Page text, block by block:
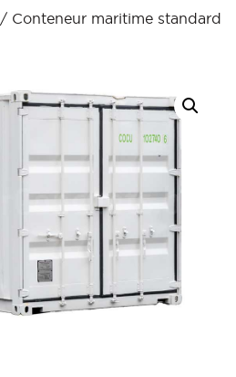
/ Conteneur maritime standard